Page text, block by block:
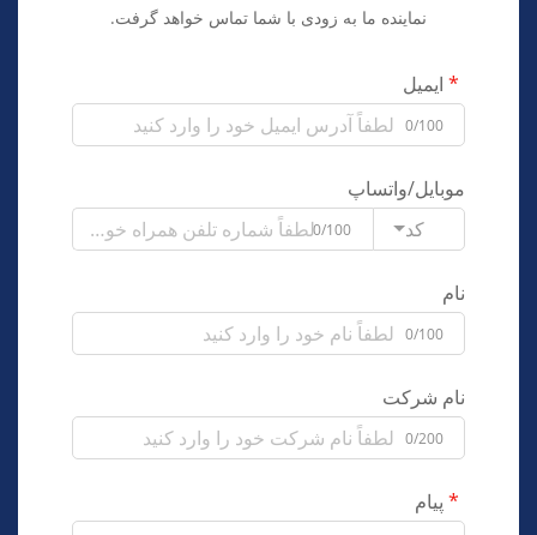
نماینده ما به زودی با شما تماس خواهد گرفت.
ایمیل
0/100
موبایل/واتساپ
کد
0/100
نام
0/100
نام شرکت
0/200
پیام